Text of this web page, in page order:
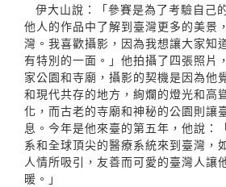
伊大山說：「參賽是為了考驗自己
他人的作品中了解到臺灣更多的美景
灣。我喜歡攝影，因為我想讓大家知
有特別的一面。」他拍攝了四張照片
家公園和寺廟，攝影的契機是因為他
和現代共存的地方，絢爛的燈光和高
化，而古老的寺廟和神秘的公園則讓
息。今年是他來臺的第五年，他說：
系和全球頂尖的醫療系統來到臺灣，
人情所吸引，友善而可愛的臺灣人讓
暖。」